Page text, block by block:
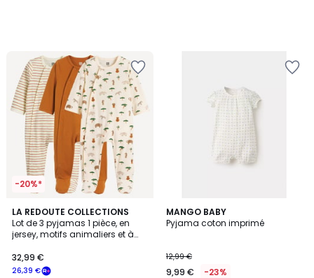
-20%*
LA REDOUTE COLLECTIONS
Lot de 3 pyjamas 1 pièce, en
jersey, motifs animaliers et à
26,39 €
32,99 €
MANGO BABY
Pyjama coton imprimé
12,99 €
9,99 € -23%